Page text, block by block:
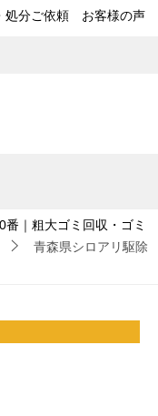
処分ご依頼 お客様の声
番｜粗大ゴミ回収・ゴミ
青森県シロアリ駆除